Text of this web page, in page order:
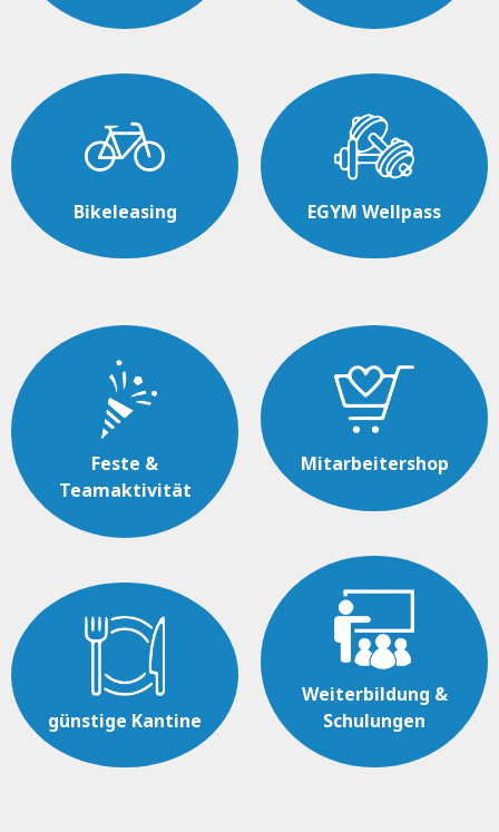
Bikeleasing EGYM Wellpass
Feste &
Teamaktivität
günstige Kantine
Mitarbeitershop
Weiterbildung &
Schulungen